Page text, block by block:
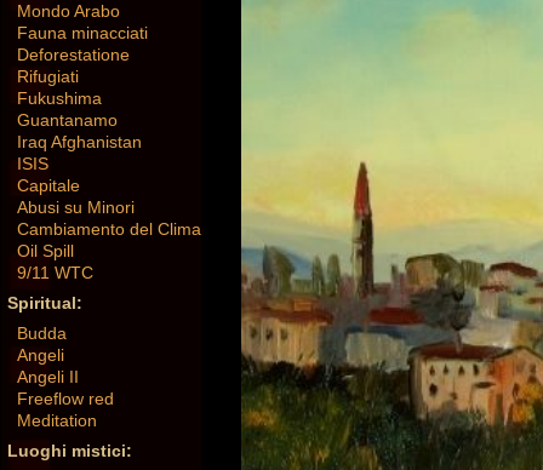
Mondo Arabo
Fauna minacciati
Deforestatione
Rifugiati
Fukushima
Guantanamo
Iraq Afghanistan
ISIS
Capitale
Abusi su Minori
Cambiamento del Clima
Oil Spill
9/11 WTC
Spiritual:
Budda
Angeli
Angeli II
Freeflow red
Meditation
Luoghi mistici: